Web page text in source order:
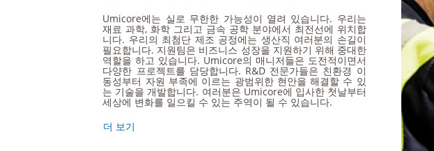
Umicore에는 실로 무한한 가능성이 열려 있습니다. 우리는
재료 과학, 화학 그리고 금속 공학 분야에서 최전선에 위치합
니다. 우리의 최첨단 제조 공정에는 생산직 여러분의 손길이
필요합니다. 지원팀은 비즈니스 성장을 지원하기 위해 중대한
역할을 하고 있습니다. Umicore의 매니저들은 도전적이면서
다양한 프로젝트를 담당합니다. R&D 전문가들은 친환경 이
동성부터 자원 부족에 이르는 광범위한 현안을 해결할 수 있
는 기술을 개발합니다. 여러분은 Umicore에 입사한 첫날부터
세상에 변화를 일으킬 수 있는 주역이 될 수 있습니다.
더 보기